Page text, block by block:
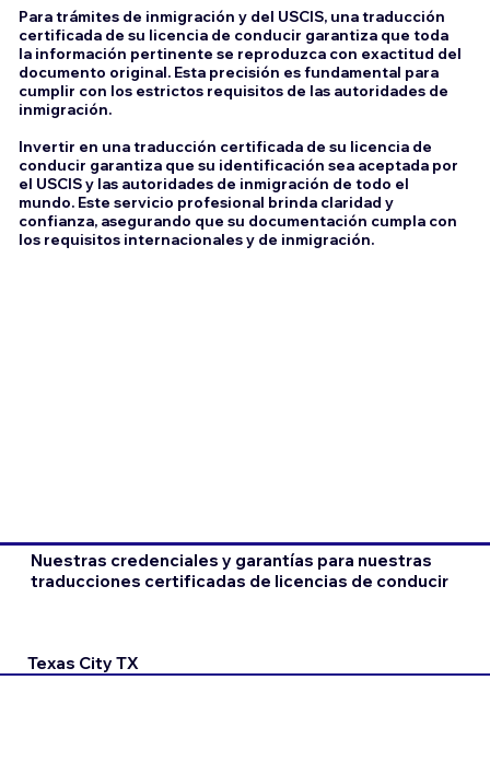
Para trámites de inmigración y del USCIS, una traducción
certificada de su licencia de conducir garantiza que toda
la información pertinente se reproduzca con exactitud del
documento original. Esta precisión es fundamental para
cumplir con los estrictos requisitos de las autoridades de
inmigración.
Invertir en una traducción certificada de su licencia de
conducir garantiza que su identificación sea aceptada por
el USCIS y las autoridades de inmigración de todo el
mundo. Este servicio profesional brinda claridad y
confianza, asegurando que su documentación cumpla con
los requisitos internacionales y de inmigración.
Nuestras credenciales y garantías para nuestras
traducciones certificadas de licencias de conducir
Texas City TX